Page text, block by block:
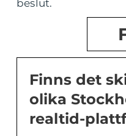
beslut.
Finns det
olika
realtid-